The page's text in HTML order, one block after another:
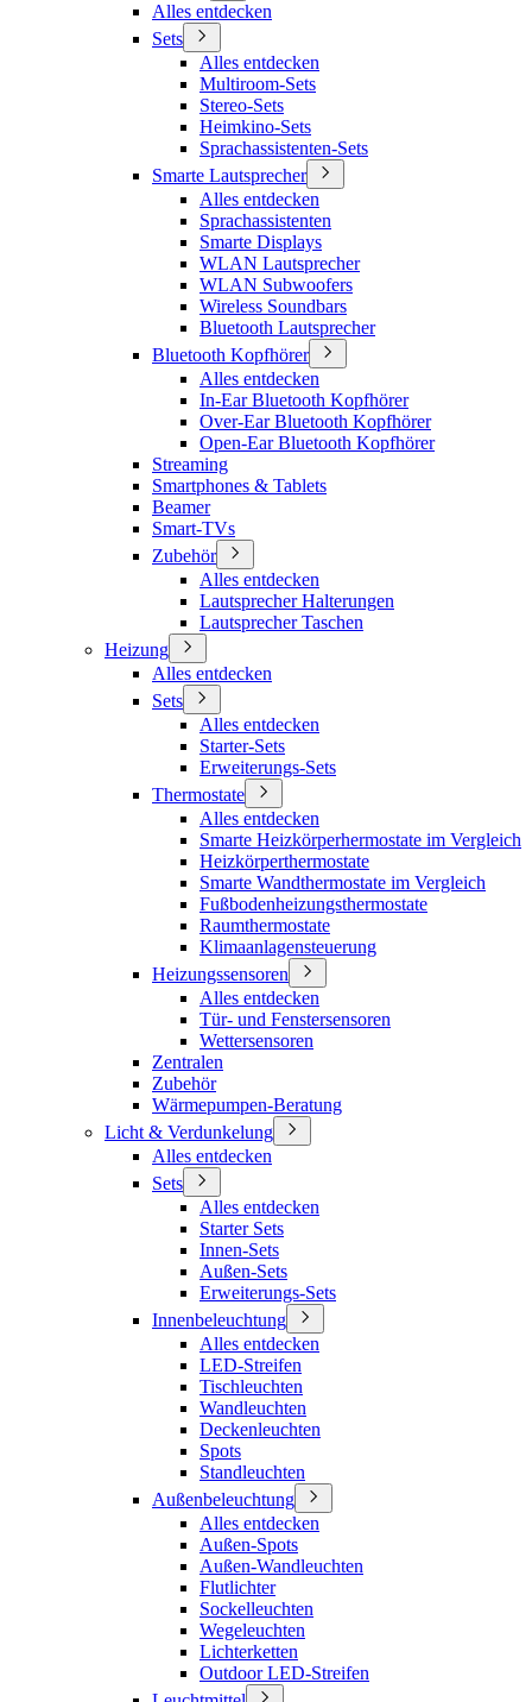
Alles entdecken
Sets
Alles entdecken
Multiroom-Sets
Stereo-Sets
Heimkino-Sets
Sprachassistenten-Sets
Smarte Lautsprecher
Alles entdecken
Sprachassistenten
Smarte Displays
WLAN Lautsprecher
WLAN Subwoofers
Wireless Soundbars
Bluetooth Lautsprecher
Bluetooth Kopfhörer
Alles entdecken
In-Ear Bluetooth Kopfhörer
Over-Ear Bluetooth Kopfhörer
Open-Ear Bluetooth Kopfhörer
Streaming
Smartphones & Tablets
Beamer
Smart-TVs
Zubehör
Alles entdecken
Lautsprecher Halterungen
Lautsprecher Taschen
Heizung
Alles entdecken
Sets
Alles entdecken
Starter-Sets
Erweiterungs-Sets
Thermostate
Alles entdecken
Smarte Heizkörperhermostate im Vergleich
Heizkörperthermostate
Smarte Wandthermostate im Vergleich
Fußbodenheizungsthermostate
Raumthermostate
Klimaanlagensteuerung
Heizungssensoren
Alles entdecken
Tür- und Fenstersensoren
Wettersensoren
Zentralen
Zubehör
Wärmepumpen-Beratung
Licht & Verdunkelung
Alles entdecken
Sets
Alles entdecken
Starter Sets
Innen-Sets
Außen-Sets
Erweiterungs-Sets
Innenbeleuchtung
Alles entdecken
LED-Streifen
Tischleuchten
Wandleuchten
Deckenleuchten
Spots
Standleuchten
Außenbeleuchtung
Alles entdecken
Außen-Spots
Außen-Wandleuchten
Flutlichter
Sockelleuchten
Wegeleuchten
Lichterketten
Outdoor LED-Streifen